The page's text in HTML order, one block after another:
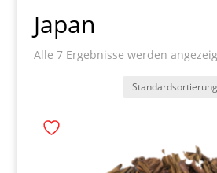
Japan
Alle 7 Ergebnisse werden